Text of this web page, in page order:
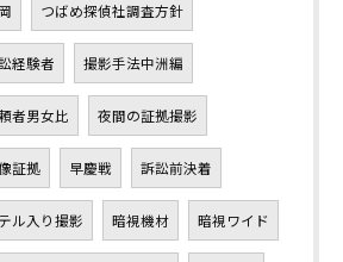
つばめ探偵社調査方針
経験者 撮影手法中洲編
者男女比 夜間の証拠撮影
証拠 早慶戦 訴訟前決着
ル入り撮影 暗視機材 暗視ワイド